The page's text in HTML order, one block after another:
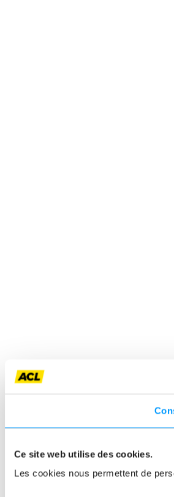
Ce site web utilise des cookies.
Les cookies nous permettent de